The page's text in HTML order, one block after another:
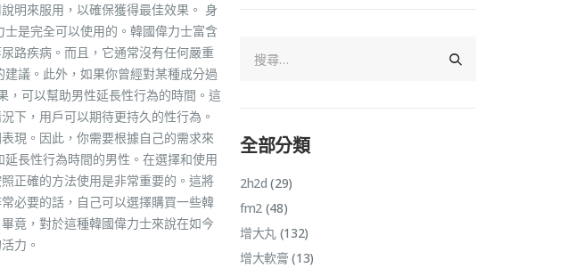
明來服用，以確保獲得最佳效果。 身
是完全可以使用的。韓國偉力士富含
路疾病。而且，它通常沒有任何嚴重
議。此外，如果你曾經對某種成分過
，可以幫助男性延長性行為的時間。這
下，用戶可以期待更持久的性行為。
現。因此，你需要根據自己的需求來
長性行為時間的男性。在選擇和使用
正確的方法使用是非常重要的。這將
必要的話，自己可以選擇購買一些韓
竟，對於這種韓國偉力士來說在如今
力。
全部分類
2h2d (29)
fm2(48)
增大丸(132)
增大軟膏 (13)